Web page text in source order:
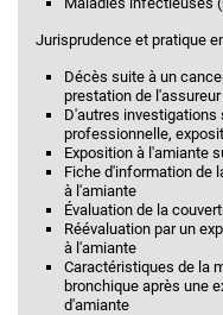
Jurisprudence et pratique
Décès suite à un
prestation de
D'autres
professionnelle,
Exposition à l'amiante
Fiche d'information de
à l'amiante
Évaluation de la
Réévaluation par un
à l'amiante
Caractéristiques de la
bronchique après une
d'amiante